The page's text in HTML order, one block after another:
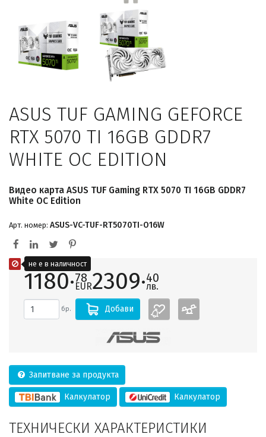
ASUS TUF GAMING GEFORCE
RTX 5070 TI 16GB GDDR7
WHITE OC EDITION
Видео карта ASUS TUF Gaming RTX 5070 TI 16GB GDDR7
White OC Edition
Арт. номер: ASUS-VC-TUF-RT5070TI-O16W
1180·78
EUR2309·40
лв.
бр. Добави
Запитване за продукта
Калкулатор Калкулатор
ТЕХНИЧЕСКИ ХАРАКТЕРИСТИКИ
не е в наличност